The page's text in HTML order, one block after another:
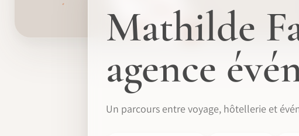
Mathilde
agence
Un parcours entre voyage, hôtellerie et